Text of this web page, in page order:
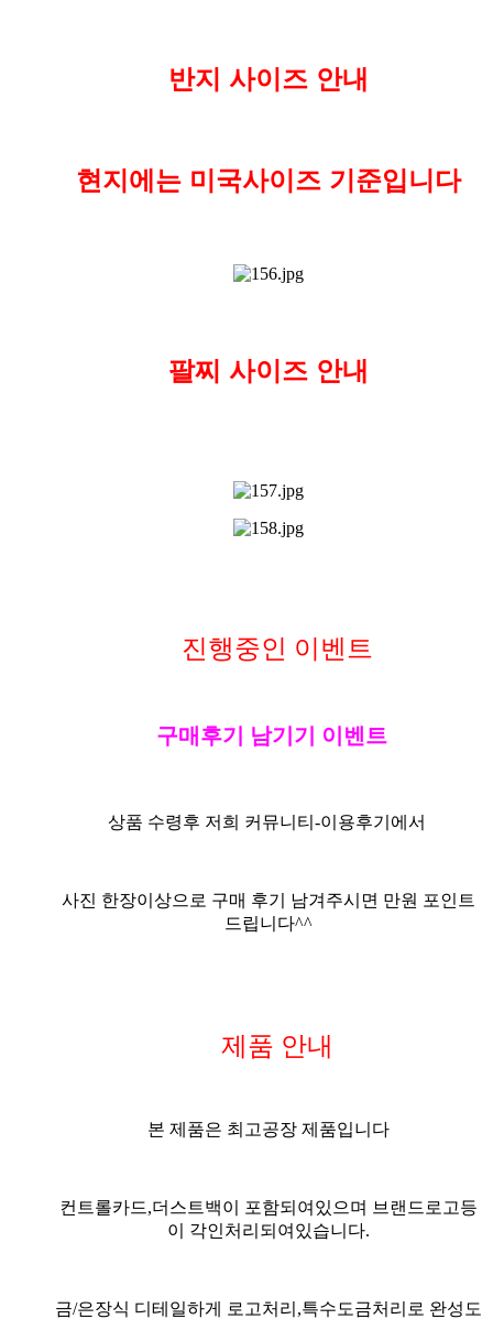
반지 사이즈 안내
현지에는 미국사이즈 기준입니다
팔찌 사이즈 안내
진행중인 이벤트
구매후기 남기기 이벤트
상품 수령후 저희 커뮤니티-이용후기 에서
사진 한장이상으로 구매 후기 남겨주시면 만원 포인트
드립니다^^
제품 안내
본 제품은 최고공장 제품입니다
컨트롤카드,더스트백이 포함되여있으며 브랜드로고등
이 각인처리되여있습니다.
금/은장식 디테일하게 로고처리,특수도금처리로 완성도